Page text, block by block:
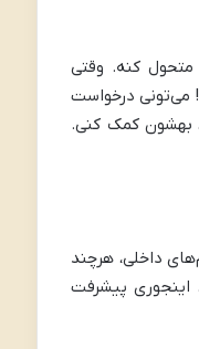
متحول کنه. وقتی
می‌تونی درخواست
بهشون کمک کنی.
داخلی، هرچند
اینجوری پیشرفت